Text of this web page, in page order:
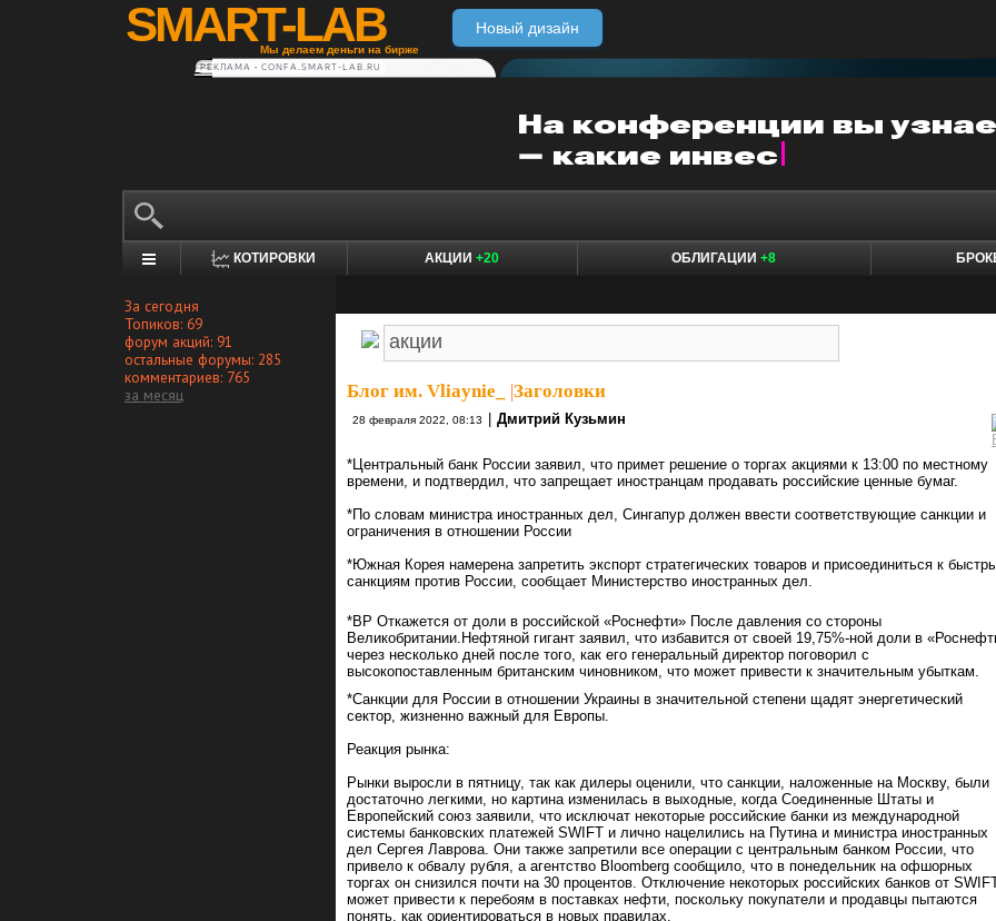
SMART-LAB
Мы делаем деньги на бирже
Новый дизайн
РЕКЛАМА • CONFA.SMART-LAB.RU
КОТИРОВКИ АКЦИИ +20 ОБЛИГАЦИИ +8
За сегодня
Топиков: 69
форум акций: 91
остальные форумы: 285
комментариев: 765
за месяц
Блог им. Vliaynie_ Заголовки
28 февраля 2022, 08:13 Дмитрий Кузьмин
*Центральный банк России заявил, что примет решение о торгах акциями к 13:00 по местному
времени, и подтвердил, что запрещает иностранцам продавать российские ценные бумаг.
*По словам министра иностранных дел, Сингапур должен ввести соответствующие санкции и
ограничения в отношении России
*Южная Корея намерена запретить экспорт стратегических товаров и присоединиться к
санкциям против России, сообщает Министерство иностранных дел.
*BP Откажется от доли в российской «Роснефти» После давления со стороны
Великобритании.Нефтяной гигант заявил, что избавится от своей 19,75%-ной доли в
через несколько дней после того, как его генеральный директор поговорил с
высокопоставленным британским чиновником, что может привести к значительным убыткам.
*Санкции для России в отношении Украины в значительной степени щадят энергетический
сектор, жизненно важный для Европы.
Реакция рынка:
Рынки выросли в пятницу, так как дилеры оценили, что санкции, наложенные на Москву, были
достаточно легкими, но картина изменилась в выходные, когда Соединенные Штаты и
Европейский союз заявили, что исключат некоторые российские банки из международной
системы банковских платежей SWIFT и лично нацелились на Путина и министра иностранных
дел Сергея Лаврова. Они также запретили все операции с центральным банком России, что
привело к обвалу рубля, а агентство Bloomberg сообщило, что в понедельник на офшорных
торгах он снизился почти на 30 процентов. Отключение некоторых российских банков от
может привести к перебоям в поставках нефти, поскольку покупатели и продавцы пытаются
понять, как ориентироваться в новых правилах.